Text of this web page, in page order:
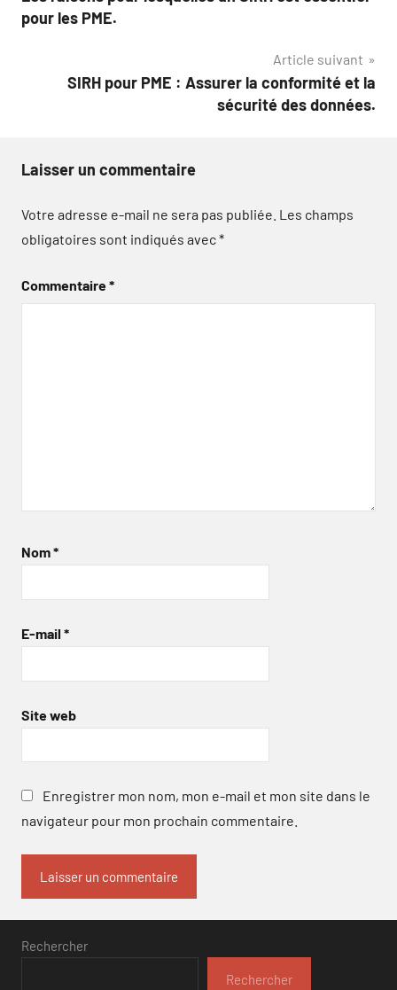
de
pour les PME.
Article suivant
SIRH pour PME : Assurer la conformité et la
sécurité des données.
Laisser un commentaire
Votre adresse e-mail ne sera pas publiée. Les champs
obligatoires sont indiqués avec*
Commentaire*
Nom*
E-mail *
Site web
Enregistrer mon nom, mon e-mail et mon site dans le
navigateur pour mon prochain commentaire.
Rechercher
Rechercher